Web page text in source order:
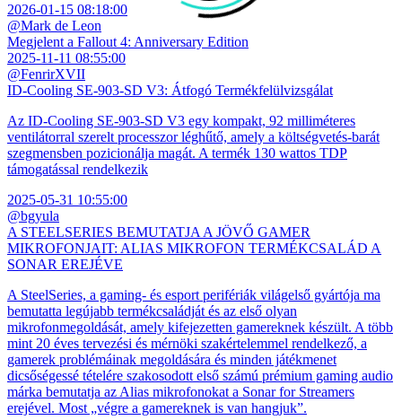
2026-01-15 08:18:00
@Mark de Leon
Megjelent a Fallout 4: Anniversary Edition
2025-11-11 08:55:00
@FenrirXVII
ID-Cooling SE-903-SD V3: Átfogó Termékfelülvizsgálat
Az ID-Cooling SE-903-SD V3 egy kompakt, 92 milliméteres
ventilátorral szerelt processzor léghűtő, amely a költségvetés-barát
szegmensben pozicionálja magát. A termék 130 wattos TDP
támogatással rendelkezik
2025-05-31 10:55:00
@bgyula
A STEELSERIES BEMUTATJA A JÖVŐ GAMER
MIKROFONJAIT: ALIAS MIKROFON TERMÉKCSALÁD A
SONAR EREJÉVE
A SteelSeries, a gaming- és esport perifériák világelső gyártója ma
bemutatta legújabb termékcsaládját és az első olyan
mikrofonmegoldását, amely kifejezetten gamereknek készült. A több
mint 20 éves tervezési és mérnöki szakértelemmel rendelkező, a
gamerek problémáinak megoldására és minden játékmenet
dicsőségessé tételére szakosodott első számú prémium gaming audio
márka bemutatja az Alias mikrofonokat a Sonar for Streamers
erejével. Most „végre a gamereknek is van hangjuk”.